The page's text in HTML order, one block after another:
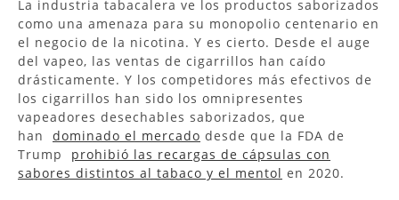
La industria tabacalera ve los productos saborizados
como una amenaza para su monopolio centenario en
el negocio de la nicotina. Y es cierto. Desde el auge
del vapeo, las ventas de cigarrillos han caído
drásticamente. Y los competidores más efectivos de
los cigarrillos han sido los omnipresentes
vapeadores desechables saborizados, que
han dominado el mercado desde que la FDA de
Trump prohibió las recargas de cápsulas con
sabores distintos al tabaco y el mentol en 2020.